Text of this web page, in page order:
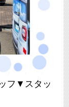
フ▼スタッ